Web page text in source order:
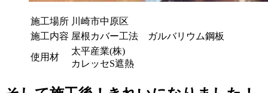
施工場所 川崎市中原区
施工内容 屋根カバー工法 ガルバリウム鋼板
使用材
太平産業(株)
カレッセS遮熱